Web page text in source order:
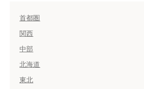
首都圏
関西
中部
北海道
東北